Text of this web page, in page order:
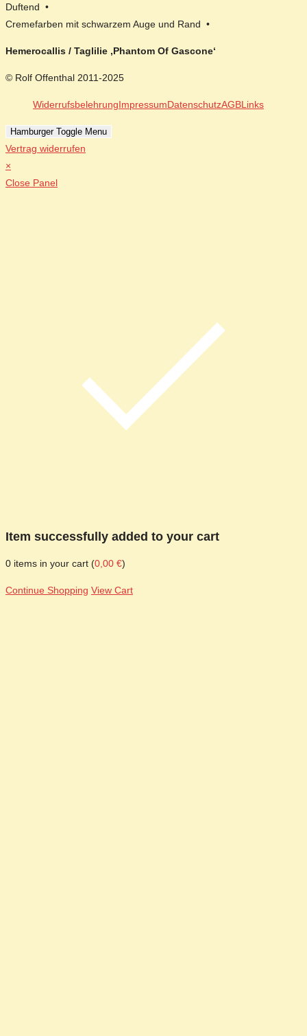
Duftend •
Cremefarben mit schwarzem Auge und Rand •
Hemerocallis / Taglilie ‚Phantom Of Gascone‘
© Rolf Offenthal 2011-2025
WiderrufsbelehrungImpressumDatenschutzAGBLinks
Hamburger Toggle Menu
Vertrag widerrufen
×
Close Panel
Item successfully added to your cart
0 items in your cart (0,00 €)
Continue Shopping View Cart